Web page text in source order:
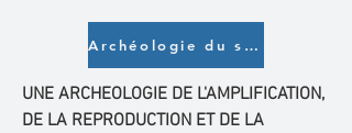
Archéologie du son
UNE ARCHEOLOGIE DE L'AMPLIFICATION,
DE LA REPRODUCTION ET DE LA